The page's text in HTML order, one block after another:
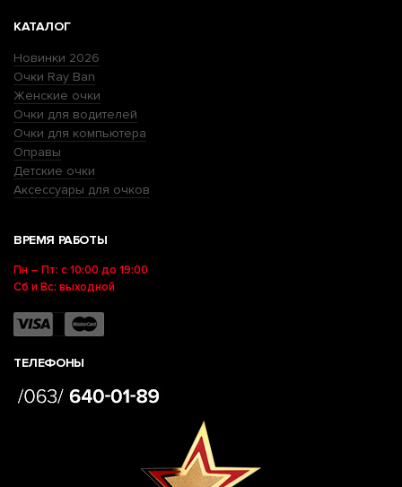
КАТАЛОГ
Новинки 2026
Очки Ray Ban
Женские очки
Очки для водителей
Очки для компьютера
Оправы
Детские очки
Аксессуары для очков
ВРЕМЯ РАБОТЫ
Пн – Пт: с 10:00 до 19:00
Сб и Вс: выходной
ТЕЛЕФОНЫ